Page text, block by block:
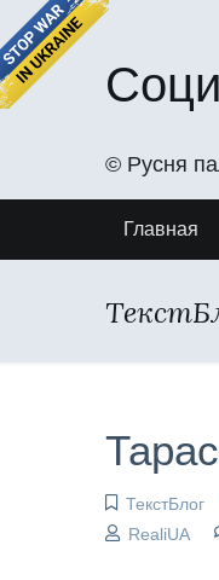
©️ Русня
Главная
ТекстБлог
RealiUA